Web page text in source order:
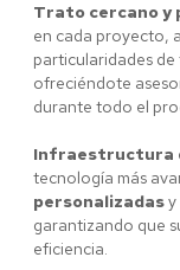
Trato cercano y
en cada proyecto,
particularidades
ofreciéndote
durante todo el
Infraestructura
tecnología más
personalizadasy
garantizando que
eficiencia.